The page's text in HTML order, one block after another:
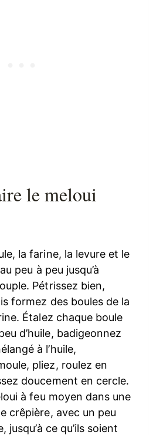
le meloui
la farine, la levure et le
peu à peu jusqu’à
Pétrissez bien,
formez des boules de la
Étalez chaque boule
d’huile, badigeonnez
à l’huile,
pliez, roulez en
doucement en cercle.
à feu moyen dans une
crêpière, avec un peu
jusqu’à ce qu’ils soient